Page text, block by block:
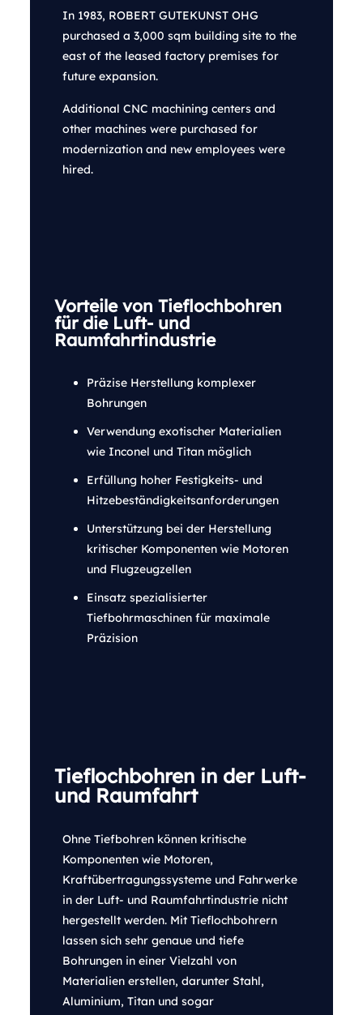
In 1983, ROBERT GUTEKUNST OHG
purchased a 3,000 sqm building site to the
east of the leased factory premises for
future expansion.
Additional CNC machining centers and
other machines were purchased for
modernization and new employees were
hired.
Vorteile von Tieflochbohren
für die Luft- und
Raumfahrtindustrie
Präzise Herstellung komplexer
Bohrungen
Verwendung exotischer Materialien
wie Inconel und Titan möglich
Erfüllung hoher Festigkeits- und
Hitzebeständigkeitsanforderungen
Unterstützung bei der Herstellung
kritischer Komponenten wie Motoren
und Flugzeugzellen
Einsatz spezialisierter
Tiefbohrmaschinen für maximale
Präzision
Tieflochbohren in der Luft-
und Raumfahrt
Ohne Tiefbohren können kritische
Komponenten wie Motoren,
Kraftübertragungssysteme und Fahrwerke
in der Luft- und Raumfahrtindustrie nicht
hergestellt werden. Mit Tieflochbohrern
lassen sich sehr genaue und tiefe
Bohrungen in einer Vielzahl von
Materialien erstellen, darunter Stahl,
Aluminium, Titan und sogar